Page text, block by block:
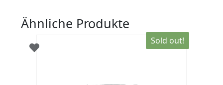
Ähnliche Produkte
Sold out!